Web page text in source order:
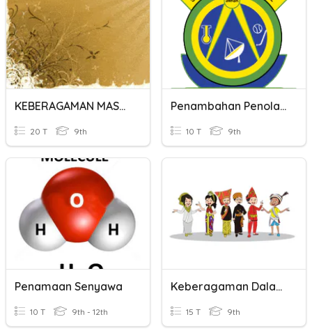
KEBERAGAMAN MASYARAKAT DALAM BINGKAI BHINEKA TUNGGAL IKA
20 T 9th
Penambahan Penolakan Asas 2
10 T 9th
Penamaan Senyawa
10 T 9th - 12th
Keberagaman Dalam Bingkai Bhineka Tunggal Ika
15 T 9th